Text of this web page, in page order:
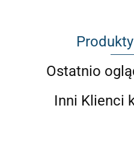
Ostatnio
Inni Klienci